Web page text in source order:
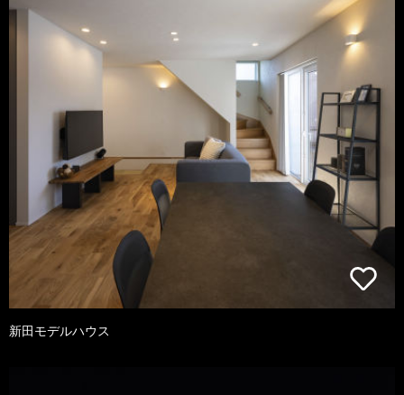
新田モデルハウス